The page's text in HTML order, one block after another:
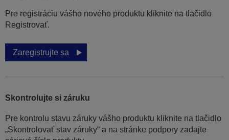
Pre registráciu vášho nového produktu kliknite na tlačidlo
Registrovať.
Zaregistrujte sa
Skontrolujte si záruku
Pre kontrolu stavu záruky vášho produktu kliknite na tlačidlo
„Skontrolovať stav záruky“ a na stránke podpory zadajte